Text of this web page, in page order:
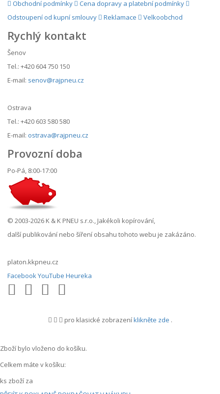
Obchodní podmínky
Cena dopravy a platební podmínky
Odstoupení od kupní smlouvy
Reklamace Velkoobchod
Rychlý kontakt
Šenov
Tel.: +420 604 750 150
E-mail: senov@rajpneu.cz
Ostrava
Tel.: +420 603 580 580
E-mail: ostrava@rajpneu.cz
Provozní doba
Po-Pá, 8:00-17:00
© 2003-2026 K & K PNEU s.r.o., Jakékoli kopírování,
další publikování nebo šíření obsahu tohoto webu je zakázáno.
platon.kkpneu.cz
FacebookYouTube Heureka
pro klasické zobrazeníklikněte zde .
Zboží bylo vloženo do košíku.
Celkem máte v košíku:
ks zboží za